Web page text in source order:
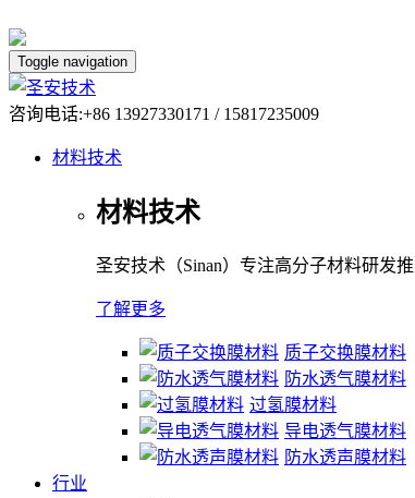
Toggle navigation
咨询电话:+86 13927330171 / 15817235009
材料技术
材料技术
圣安技术（Sinan）专注高分子材料研发
了解更多
质子交换膜材料
防水透气膜材料
过氢膜材料
导电透气膜材料
防水透声膜材料
行业